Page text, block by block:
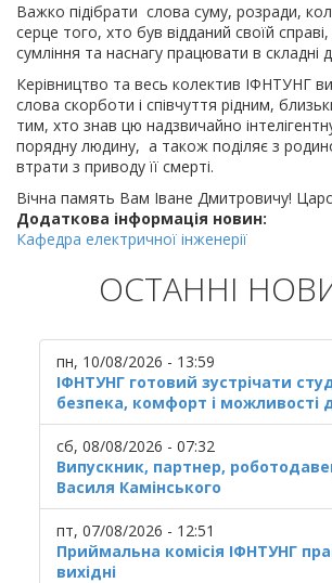
Важко підібрати слова суму, розради,
серце того, хто був відданий своїй
сумління та наснагу працювати в складні
Керівництво та весь колектив ІФНТУНГ
слова скорботи і співчуття рідним,
тим, хто знав цю надзвичайно
порядну людину, а також поділяє з
втрати з приводу її смерті.
Вічна память Вам Іване Дмитровичу!
Додаткова інформація новин:
Кафедра електричної інженерії
ОСТАННІ
пн, 10/08/2026 - 13:59
ІФНТУНГ готовий зустрічати
безпека, комфорт і можливості
сб, 08/08/2026 - 07:32
Випускник, партнер,
Василя Камінського
пт, 07/08/2026 - 12:51
Приймальна комісія ІФНТУНГ
вихідні